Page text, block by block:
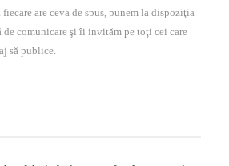
are ceva de spus, punem la dispoziţia
de comunicare şi îi invităm pe toţi cei care
să publice.